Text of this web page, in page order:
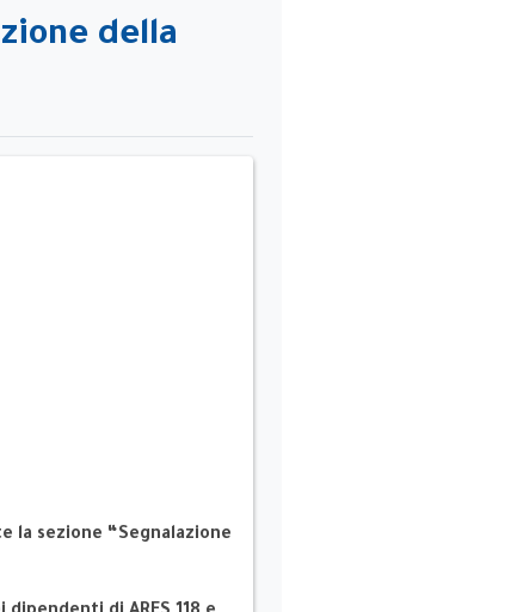
della
la sezione “Segnalazione